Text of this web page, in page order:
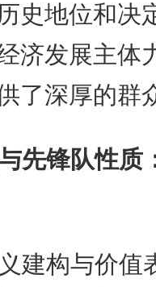
史地位和决
济发展主体
了深厚的群
先锋队性质
建构与价值